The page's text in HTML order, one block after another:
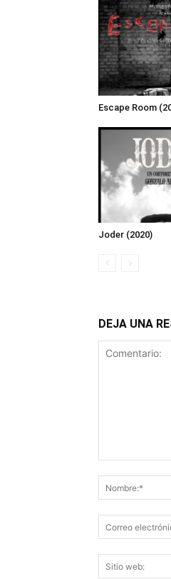
Escape Room
Joder (2020)
DEJA UNA